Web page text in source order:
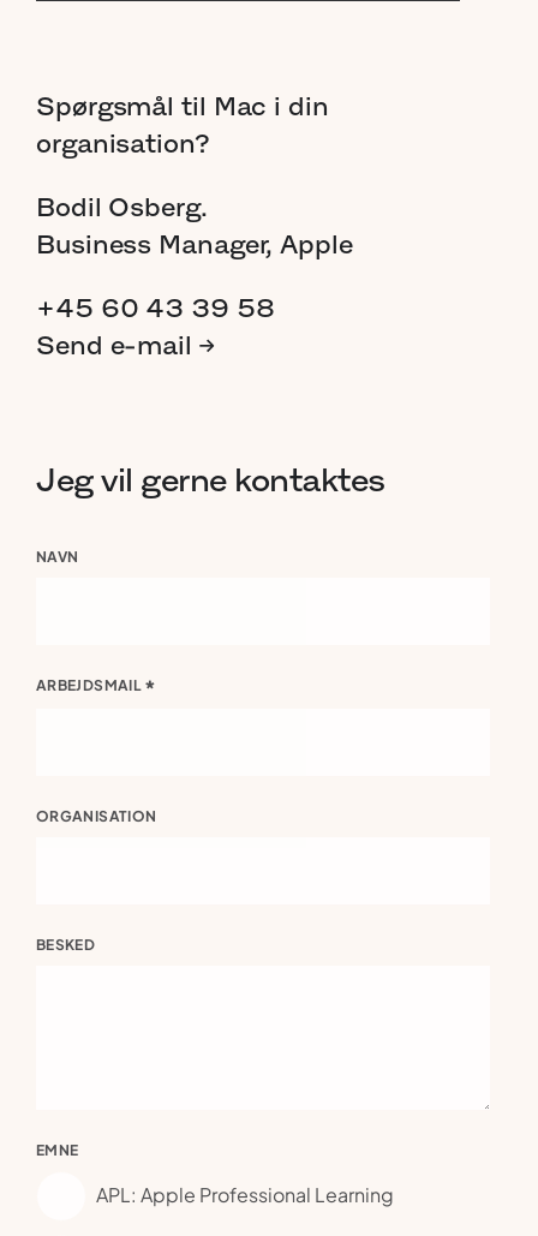
Spørgsmål til Mac i din
organisation?
Bodil Osberg.
Business Manager, Apple
+45 60 43 39 58
Send e-mail →
Jeg vil gerne kontaktes
NAVN
ARBEJDSMAIL *
ORGANISATION
BESKED
EMNE
APL: Apple Professional Learning